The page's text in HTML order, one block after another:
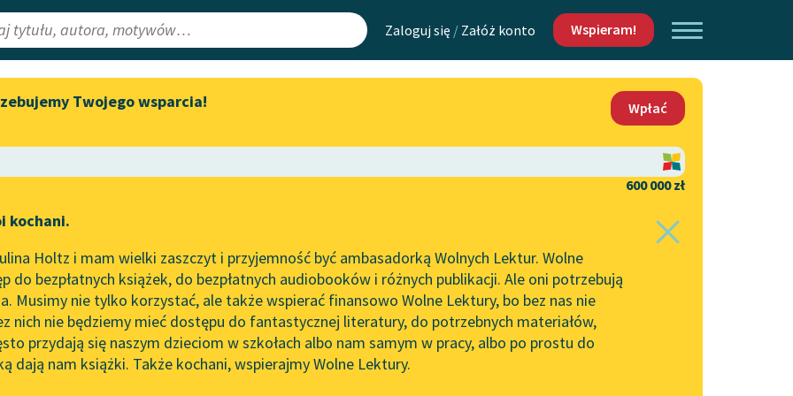
Zaloguj się / Załóż konto Wspieram!
Lektury
redakcyjne
Aktualności
Spotkanie z Katarzyną Tunkiel
do słuchania na Wolnych
Lekturach
Nowy audiobook – „Marzenie
o Oriencie” Sophie Elkan
Kolekcja Nadwyraz.com x
Wolne Lektury – idealna na
Mapa Wolnych Lektur
Leśmianator
API
OAI-PMH
Widget Wolnych Lektur
Kontakt
O projekcie
Zasady wykorzystania
Wolnych Lektur
Logotypy
Materiały promocyjne
Twojego wsparcia!
Wpłać
600 000 zł
kochani.
Holtz i mam wielki zaszczyt i przyjemność być ambasadorką Wolnych Lektur. Wolne
do bezpłatnych książek, do bezpłatnych audiobooków i różnych publikacji. Ale oni potrzebują
Musimy nie tylko korzystać, ale także wspierać finansowo Wolne Lektury, bo bez nas nie
nich nie będziemy mieć dostępu do fantastycznej literatury, do potrzebnych materiałów,
przydają się naszym dzieciom w szkołach albo nam samym w pracy, albo po prostu do
dają nam książki. Także kochani, wspierajmy Wolne Lektury.
Jacob i Wilhelm Grimm✖